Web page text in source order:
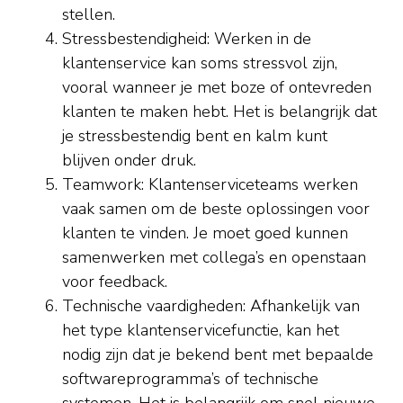
stellen.
Stressbestendigheid: Werken in de
klantenservice kan soms stressvol zijn,
vooral wanneer je met boze of ontevreden
klanten te maken hebt. Het is belangrijk dat
je stressbestendig bent en kalm kunt
blijven onder druk.
Teamwork: Klantenserviceteams werken
vaak samen om de beste oplossingen voor
klanten te vinden. Je moet goed kunnen
samenwerken met collega’s en openstaan
voor feedback.
Technische vaardigheden: Afhankelijk van
het type klantenservicefunctie, kan het
nodig zijn dat je bekend bent met bepaalde
softwareprogramma’s of technische